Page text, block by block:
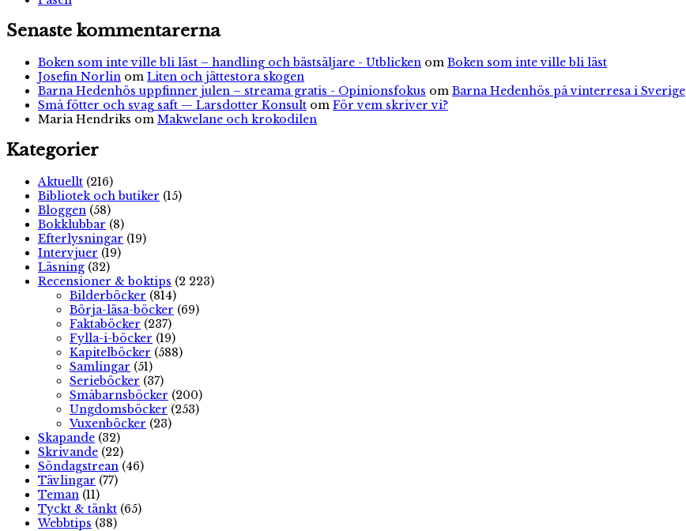
Senaste kommentarerna
Boken som inte ville bli läst – handling och bästsäljare - Utblicken om Boken som inte ville bli läst
Josefin Norlin om Liten och jättestora skogen
Barna Hedenhös uppfinner julen – streama gratis - Opinionsfokus om Barna Hedenhös på vinterresa i Sverige
Små fötter och svag saft — Larsdotter Konsult om För vem skriver vi?
Maria Hendriks om Makwelane och krokodilen
Kategorier
Aktuellt (216)
Bibliotek och butiker (15)
Bloggen (58)
Bokklubbar (8)
Efterlysningar (19)
Intervjuer (19)
Läsning (32)
Recensioner & boktips (2 223)
Bilderböcker (814)
Börja-läsa-böcker (69)
Faktaböcker (237)
Fylla-i-böcker (19)
Kapitelböcker (588)
Samlingar (51)
Serieböcker (37)
Småbarnsböcker (200)
Ungdomsböcker (253)
Vuxenböcker (23)
Skapande (32)
Skrivande (22)
Söndagstrean (46)
Tävlingar (77)
Teman (11)
Tyckt & tänkt (65)
Webbtips (38)